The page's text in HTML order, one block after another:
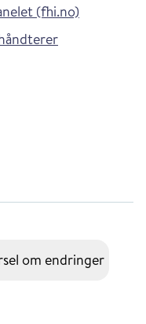
(fhi.no)
om endringer